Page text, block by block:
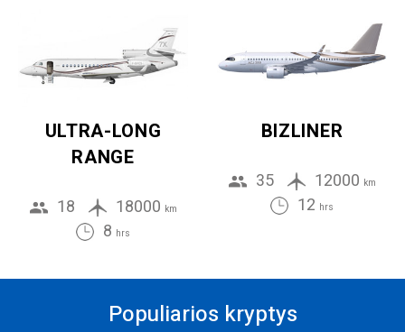
ULTRA-LONG
RANGE
18 18000 km
8 hrs
BIZLINER
35 12000 km
12 hrs
Populiarios kryptys